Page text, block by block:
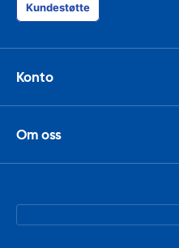
Kundestøtte
Konto
Om oss